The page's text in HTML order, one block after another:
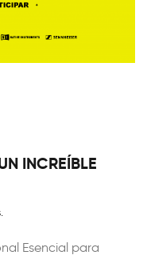
INCREÍBLE
Esencial para